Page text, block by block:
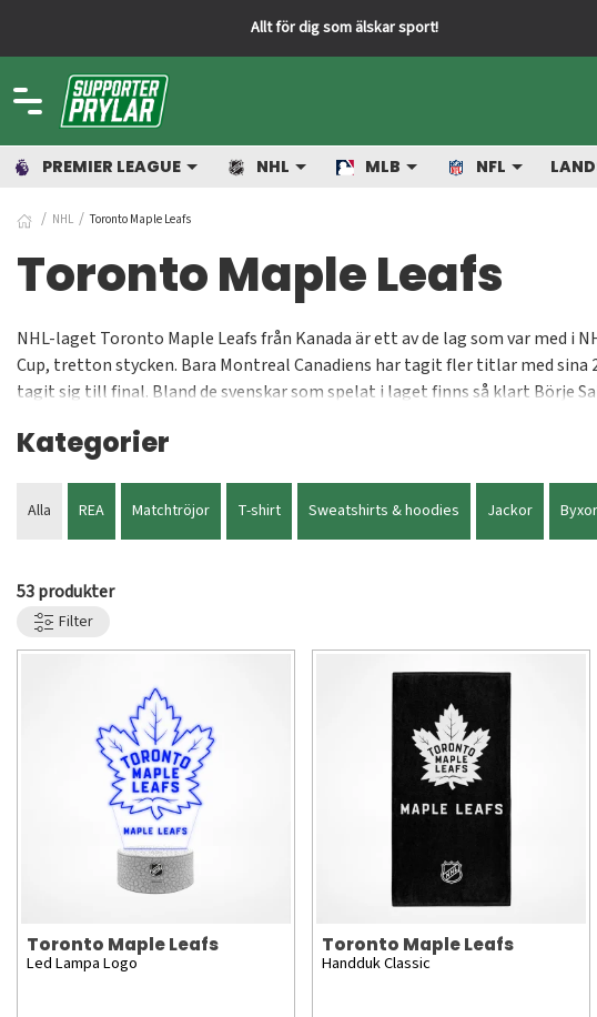
PREMIER LEAGUE NHL MLB NFL
NHL Toronto Maple Leafs
Toronto Maple Leafs
NHL-laget Toronto Maple Leafs från Kanada är ett av de lag som var med
Cup, tretton stycken. Bara Montreal Canadiens har tagit fler titlar med sina
tagit sig till final. Bland de svenskar som spelat i laget finns så klart Börje
Kategorier
Alla REA Matchtröjor T-shirt Sweatshirts & hoodies Jackor
53 produkter
Filter
Toronto Maple Leafs
Led Lampa Logo
Toronto Maple Leafs
Handduk Classic